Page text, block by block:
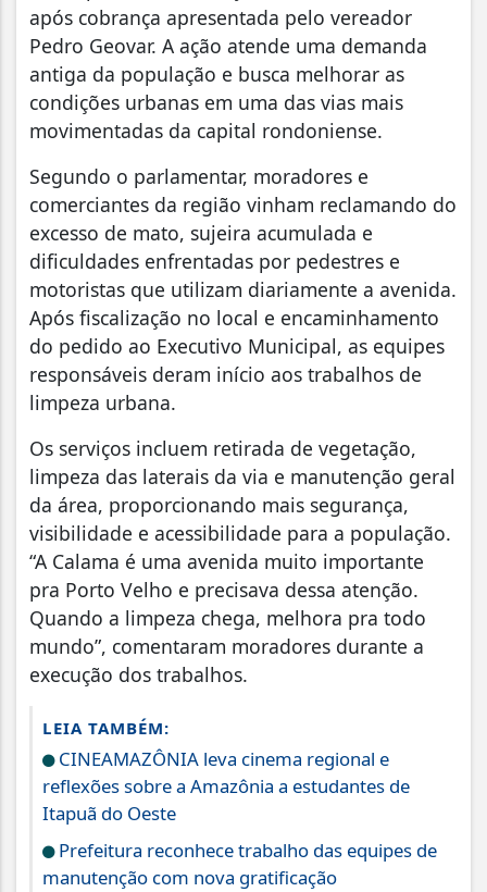
após cobrança apresentada pelo vereador
Pedro Geovar. A ação atende uma demanda
antiga da população e busca melhorar as
condições urbanas em uma das vias mais
movimentadas da capital rondoniense.
Segundo o parlamentar, moradores e
comerciantes da região vinham reclamando do
excesso de mato, sujeira acumulada e
dificuldades enfrentadas por pedestres e
motoristas que utilizam diariamente a avenida.
Após fiscalização no local e encaminhamento
do pedido ao Executivo Municipal, as equipes
responsáveis deram início aos trabalhos de
limpeza urbana.
Os serviços incluem retirada de vegetação,
limpeza das laterais da via e manutenção geral
da área, proporcionando mais segurança,
visibilidade e acessibilidade para a população.
“A Calama é uma avenida muito importante
pra Porto Velho e precisava dessa atenção.
Quando a limpeza chega, melhora pra todo
mundo”, comentaram moradores durante a
execução dos trabalhos.
LEIA TAMBÉM:
CINEAMAZÔNIA leva cinema regional e
reflexões sobre a Amazônia a estudantes de
Itapuã do Oeste
Prefeitura reconhece trabalho das equipes de
manutenção com nova gratificação